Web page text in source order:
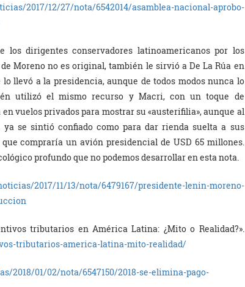
2017/12/27/nota/6542014/asamblea-nacional-aprobo-
los dirigentes conservadores latinoamericanos por los
Moreno no es original, también le sirvió a De La Rúa en
llevó a la presidencia, aunque de todos modos nunca lo
utilizó el mismo recurso y Macri, con un toque de
vuelos privados para mostrar su «austerifilia», aunque al
se sintió confiado como para dar rienda suelta a sus
compraría un avión presidencial de USD 65 millones.
profundo que no podemos desarrollar en esta nota.
2017/11/13/nota/6479167/presidente-lenin-moreno-
tributarios en América Latina: ¿Mito o Realidad?».
tributarios-america-latina-mito-realidad/
2018/01/02/nota/6547150/2018-se-elimina-pago-